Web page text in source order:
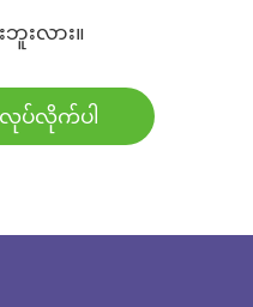
ဘူးလား။
လုပ်လိုက်ပါ